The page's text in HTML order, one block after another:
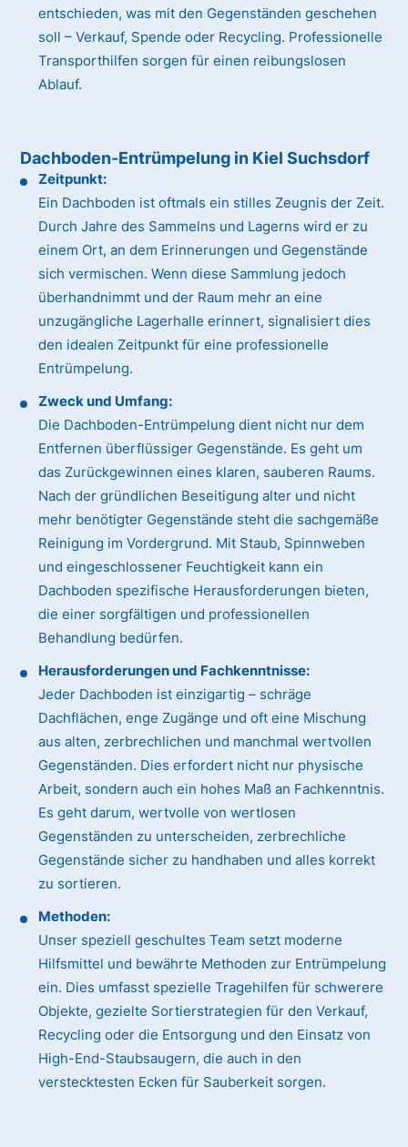
entschieden, was mit den Gegenständen geschehen
soll – Verkauf, Spende oder Recycling. Professionelle
Transporthilfen sorgen für einen reibungslosen
Ablauf.
Dachboden-Entrümpelung in Kiel Suchsdorf
Zeitpunkt:
Ein Dachboden ist oftmals ein stilles Zeugnis der Zeit.
Durch Jahre des Sammelns und Lagerns wird er zu
einem Ort, an dem Erinnerungen und Gegenstände
sich vermischen. Wenn diese Sammlung jedoch
überhandnimmt und der Raum mehr an eine
unzugängliche Lagerhalle erinnert, signalisiert dies
den idealen Zeitpunkt für eine professionelle
Entrümpelung.
Zweck und Umfang:
Die Dachboden-Entrümpelung dient nicht nur dem
Entfernen überflüssiger Gegenstände. Es geht um
das Zurückgewinnen eines klaren, sauberen Raums.
Nach der gründlichen Beseitigung alter und nicht
mehr benötigter Gegenstände steht die sachgemäße
Reinigung im Vordergrund. Mit Staub, Spinnweben
und eingeschlossener Feuchtigkeit kann ein
Dachboden spezifische Herausforderungen bieten,
die einer sorgfältigen und professionellen
Behandlung bedürfen.
Herausforderungen und Fachkenntnisse:
Jeder Dachboden ist einzigartig – schräge
Dachflächen, enge Zugänge und oft eine Mischung
aus alten, zerbrechlichen und manchmal wertvollen
Gegenständen. Dies erfordert nicht nur physische
Arbeit, sondern auch ein hohes Maß an Fachkenntnis.
Es geht darum, wertvolle von wertlosen
Gegenständen zu unterscheiden, zerbrechliche
Gegenstände sicher zu handhaben und alles korrekt
zu sortieren.
Methoden:
Unser speziell geschultes Team setzt moderne
Hilfsmittel und bewährte Methoden zur Entrümpelung
ein. Dies umfasst spezielle Tragehilfen für schwerere
Objekte, gezielte Sortierstrategien für den Verkauf,
Recycling oder die Entsorgung und den Einsatz von
High-End-Staubsaugern, die auch in den
verstecktesten Ecken für Sauberkeit sorgen.